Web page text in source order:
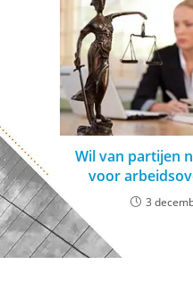
Wil van partijen
voor
3